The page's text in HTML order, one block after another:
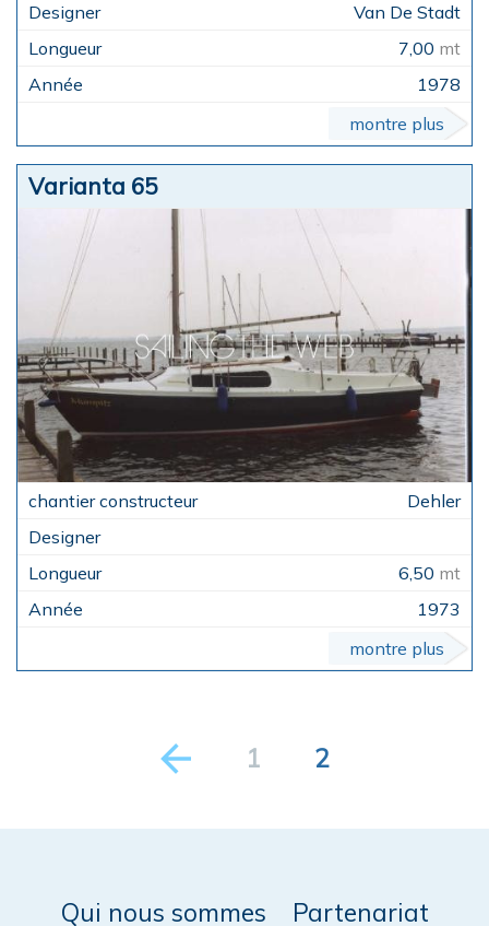
Van De Stadt
7,00 mt
1978
montre plus
Varianta 65
Dehler
6,50 mt
1973
montre plus
1 2
Qui nous sommes Partenariat